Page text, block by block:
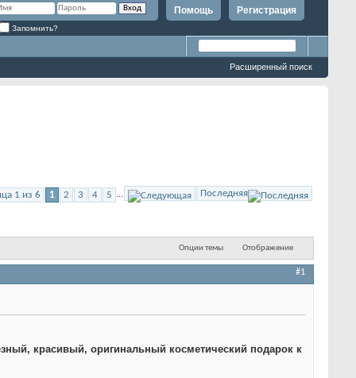
Регистрация
Помощь
Запомнить?
Расширенный поиск
1 из 6 1 2 3 4 5 ... Последняя
Опции темы Отображение
#1
красивый, оригинальный косметический подарок к